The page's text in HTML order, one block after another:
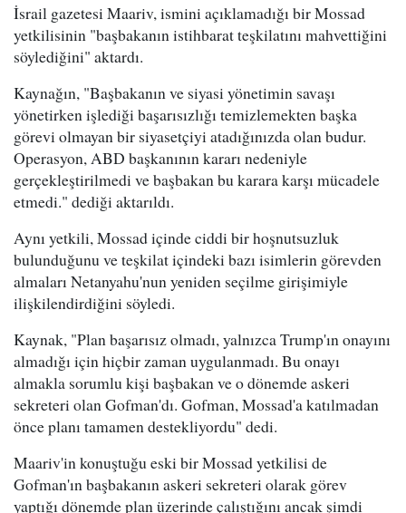
İsrail gazetesi Maariv, ismini açıklamadığı bir Mossad
yetkilisinin "başbakanın istihbarat teşkilatını mahvettiğini
söylediğini" aktardı.
Kaynağın, "Başbakanın ve siyasi yönetimin savaşı
yönetirken işlediği başarısızlığı temizlemekten başka
görevi olmayan bir siyasetçiyi atadığınızda olan budur.
Operasyon, ABD başkanının kararı nedeniyle
gerçekleştirilmedi ve başbakan bu karara karşı mücadele
etmedi." dediği aktarıldı.
Aynı yetkili, Mossad içinde ciddi bir hoşnutsuzluk
bulunduğunu ve teşkilat içindeki bazı isimlerin görevden
almaları Netanyahu'nun yeniden seçilme girişimiyle
ilişkilendirdiğini söyledi.
Kaynak, "Plan başarısız olmadı, yalnızca Trump'ın onayını
almadığı için hiçbir zaman uygulanmadı. Bu onayı
almakla sorumlu kişi başbakan ve o dönemde askeri
sekreteri olan Gofman'dı. Gofman, Mossad'a katılmadan
önce planı tamamen destekliyordu" dedi.
Maariv'in konuştuğu eski bir Mossad yetkilisi de
Gofman'ın başbakanın askeri sekreteri olarak görev
yaptığı dönemde plan üzerinde çalıştığını ancak şimdi